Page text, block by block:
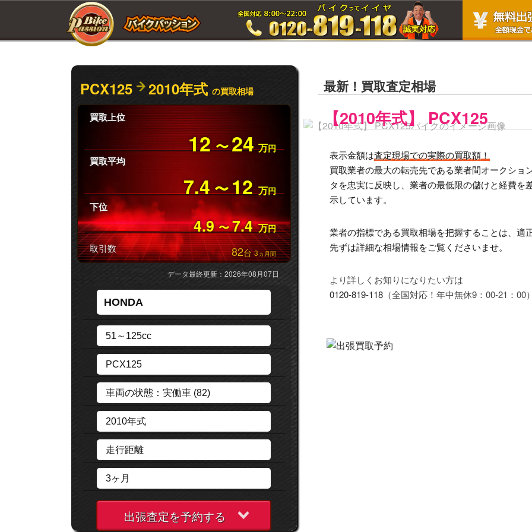
最新！買取査定相場
【2010年式】 PCX125
表示金額は査定現場での実際の買取額！
買取業者の最大の転売先である業者間オークショ
タを忠実に反映し、業者の最低限の儲けと経費を
示しています。
業者の指標である買取相場を把握することは、適
先ずは詳細な相場情報をご覧くださいませ。
より詳しくお知りになりたい方は
0120-819-118（全国対応！年中無休9：00-21：00
PCX125 2010年式 の買取相場
買取上位
12 〜24 万円
買取平均
7.4 〜12 万円
下位
4.9 〜7.4 万円
取引数 82台3ヵ月間
データ最終更新：2026年08月07日
出張査定を予約する